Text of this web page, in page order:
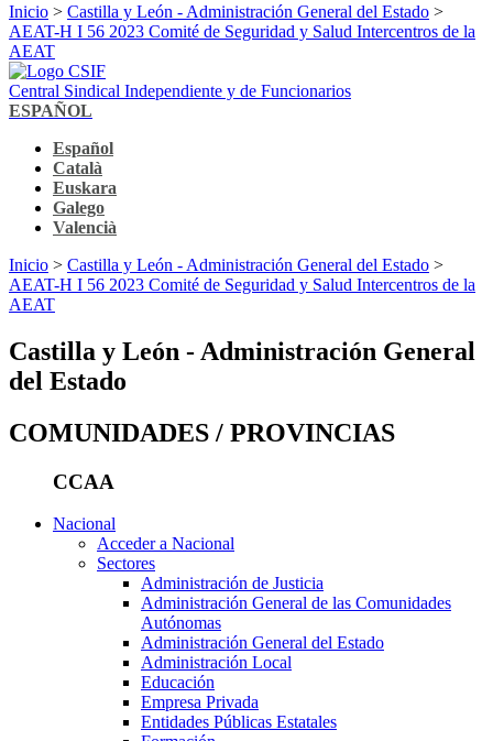
Inicio > Castilla y León - Administración General del Estado >
AEAT-H I 56 2023 Comité de Seguridad y Salud Intercentros de la
AEAT
Central Sindical Independiente y de Funcionarios
ESPAÑOL
Español
Català
Euskara
Galego
Valencià
Inicio > Castilla y León - Administración General del Estado >
AEAT-H I 56 2023 Comité de Seguridad y Salud Intercentros de la
AEAT
Castilla y León - Administración General
del Estado
COMUNIDADES / PROVINCIAS
CCAA
Nacional
Acceder a Nacional
Sectores
Administración de Justicia
Administración General de las Comunidades
Autónomas
Administración General del Estado
Administración Local
Educación
Empresa Privada
Entidades Públicas Estatales